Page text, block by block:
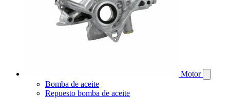
Motor
Bomba de aceite
Repuesto bomba de aceite